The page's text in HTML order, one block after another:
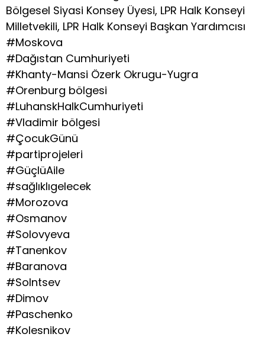
Bölgesel Siyasi Konsey Üyesi, LPR Halk Konseyi
Milletvekili, LPR Halk Konseyi Başkan Yardımcısı
#Moskova
#Dağıstan Cumhuriyeti
#Khanty-Mansi Özerk Okrugu-Yugra
#Orenburg bölgesi
#LuhanskHalkCumhuriyeti
#Vladimir bölgesi
#ÇocukGünü
#partiprojeleri
#GüçlüAile
#sağlıklıgelecek
#Morozova
#Osmanov
#Solovyeva
#Tanenkov
#Baranova
#Solntsev
#Dimov
#Paschenko
#Kolesnikov